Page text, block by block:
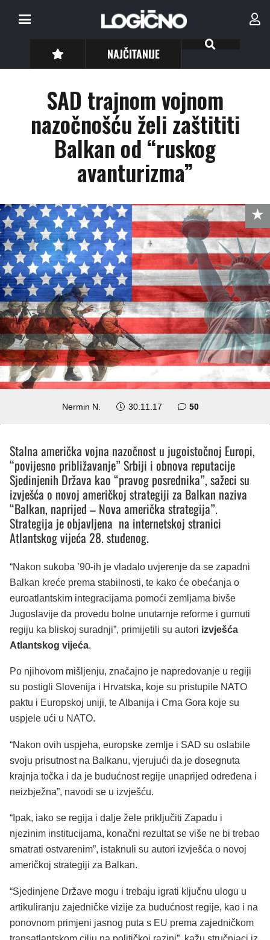
NAJČITANIJE
SAD trajnom vojnom
nazočnošću želi zaštititi
Balkan od “ruskog
avanturizma”
Nermin N. 30.11.17 50komentara
Stalna američka vojna nazočnost u jugoistočnoj Europi,
“povijesno približavanje” Srbiji i obnova reputacije
Sjedinjenih Država kao “pravog posrednika”, sažeci su
izvješća o novoj američkoj strategiji za Balkan naziva
“Balkan, naprijed – Nova američka strategija”.
Strategija je objavljena na internetskoj stranici
Atlantskog vijeća 28. studenog.
“Nakon sukoba ’90-ih je vladalo uvjerenje da se zapadni
Balkan kreće prema stabilnosti, te kako će obećanja o
euroatlantskim integracijama pomoći zemljama bivše
Jugoslavije da provedu bolne unutarnje reforme i gurnuti
regiju ka bliskoj suradnji”, primijetili su autori izvješća
Atlantskog vijeća.
Po njihovom mišljenju, značajno je napredovanje u regiji
su postigli Slovenija i Hrvatska, koje su pristupile NATO
paktu i Europskoj uniji, te Albanija i Crna Gora koje su
uspjele ući u NATO.
“Nakon ovih uspjeha, europske zemlje i SAD su oslabile
svoju prisutnost na Balkanu, vjerujući da je dosegnuta
krajnja točka i da je budućnost regije unaprijed određena i
neizbježna”, navodi se u izvješću.
“Ipak, iako se regija i dalje žele priključiti Zapadu i
njezinim institucijama, konačni rezultat se više ne bi trebao
smatrati ostvarenim”, istaknuli su autori izvješća o novoj
američkoj strategiji za Balkan.
“Sjedinjene Države mogu i trebaju igrati ključnu ulogu u
artikuliranju zajedničke vizije za budućnost regije, kao i na
ponovnom primjeni jasnog puta s EU prema zajedničkom